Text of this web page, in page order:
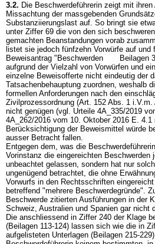
3.2. Die Beschwerdeführerin zeigt mit
Missachtung der massgebenden
Substanziierungslast auf. So bringt sie
unter Ziffer 69 die von den sich
gemachten Beanstandungen vorab
listet sie jedoch fünfzehn Vorwürfe auf und
Beweisantrag "Beschwerden Beilagen
aufgrund der Vielzahl von Vorwürfen und
einzelne Beweisofferte nicht eindeutig der
Tatsachenbehauptung zuordnen, weshalb
formellen Anforderungen nach den
Zivilprozessordnung (Art. 152 Abs. 1 i.V.m.
nicht genügen (vgl. Urteile 4A_335/2019
4A_262/2016 vom 10. Oktober 2016 E.
Berücksichtigung der Beweismittel würde
ausser Betracht fallen.
Entgegen dem, was die
Vorinstanz die eingereichten Beschwerden
unbeachtet gelassen, sondern hat nur
ungenügend betrachtet, die ohne
Vorwurfs in den Rechtsschriften
betreffend "mehrere Beschwerdegründe".
Beschwerde zitierten Ausführungen in der
Schweiz, Australien und Spanien gar nicht
Die anschliessend in Ziffer 240 der Klage
(Beilagen 113-124) lassen sich wie die in
aufgelisteten Unterlagen (Beilagen 215-